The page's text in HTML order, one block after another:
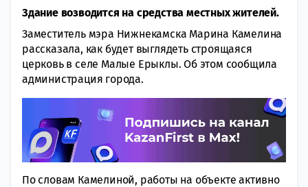
Здание возводится на средства местных жителей.
Заместитель мэра Нижнекамска Марина Камелина
рассказала, как будет выглядеть строящаяся
церковь в селе Малые Ерыклы. Об этом сообщила
администрация города.
По словам Камелиной, работы на объекте активно